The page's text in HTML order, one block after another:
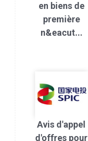
en biens de
première
n&eacut...
Avis d'appel
d'offres pour